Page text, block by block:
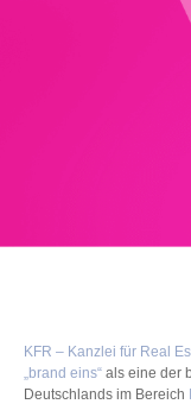
KFR – Kanzlei für Real
„brand eins“ als eine der
Deutschlands im Bereich